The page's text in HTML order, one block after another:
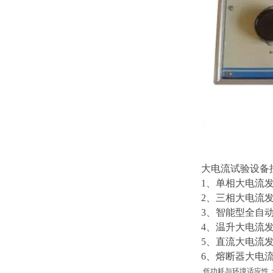
大电流试验设备
1、单相大电流
2、三相大电流
3、智能型全自
4、温升大电流
5、直流大电流
6、熔断器大电
低功耗与环境适应性